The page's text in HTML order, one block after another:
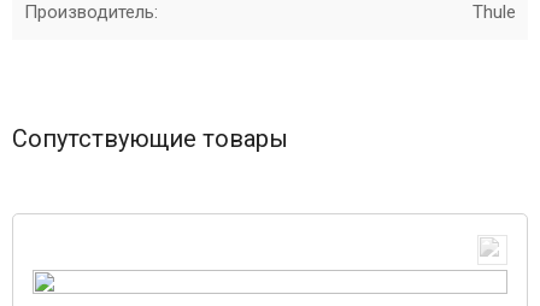
Производитель: Thule
Сопутствующие товары